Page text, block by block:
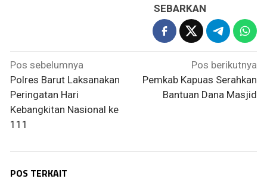
SEBARKAN
Navigasi
pos
Pos sebelumnya
Polres Barut Laksanakan
Peringatan Hari
Kebangkitan Nasional ke
111
Pos berikutnya
Pemkab Kapuas Serahkan
Bantuan Dana Masjid
POS TERKAIT